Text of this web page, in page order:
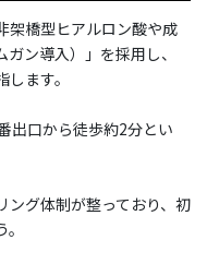
架橋型ヒアルロン酸や成
ン導入）」を採用し、
ます。
出口から徒歩約2分とい
ング体制が整っており、初